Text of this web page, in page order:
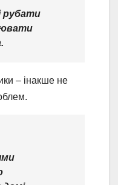
рубати
– інакше не